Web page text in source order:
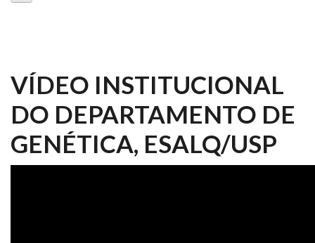
VÍDEO INSTITUCIONAL
DO DEPARTAMENTO DE
GENÉTICA, ESALQ/USP